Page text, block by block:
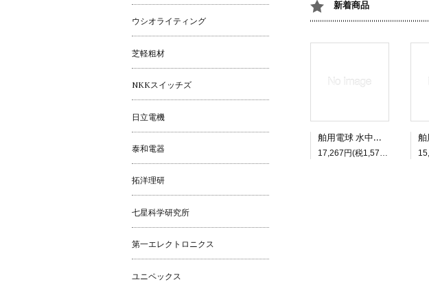
新着商品
舶用電球 水中灯球 PS127 E39/45 200V 3,000W
17,267円(税1,570円)
ウシオライティング
芝軽粗材
NKKスイッチズ
日立電機
泰和電器
拓洋理研
七星科学研究所
第一エレクトロニクス
ユニペックス